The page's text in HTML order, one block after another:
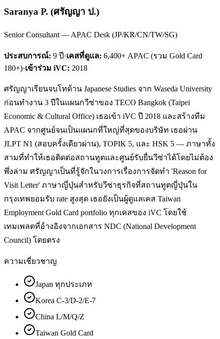
Saranya P. (ศรัญญา ป.)
Senior Consultant — APAC Desk (JP/KR/CN/TW/SG)
ประสบการณ์: 9 ปี·เคสที่ดูแล: 6,400+ APAC (รวม Gold Card
180+)·เข้าร่วม iVC: 2018
ศรัญญาเรียนจบโทด้าน Japanese Studies จาก Waseda University
ก่อนทำงาน 3 ปีในแผนกวีซ่าของ TECO Bangkok (Taipei
Economic & Cultural Office) เธอเข้า iVC ปี 2018 และสร้างทีม
APAC จากศูนย์จนเป็นแผนกที่ใหญ่ที่สุดของบริษัท เธอผ่าน
JLPT N1 (สอบครั้งเดียวผ่าน), TOPIK 5, และ HSK 5 — ภาษาทั้ง
สามที่ทำให้เธอติดต่อสถานทูตและศูนย์รับยื่นวีซ่าได้โดยไม่ต้อง
พึ่งล่าม ศรัญญาเป็นที่รู้จักในวงการเรื่องการจัดทำ 'Reason for
Visit Letter' ภาษาญี่ปุ่นสำหรับวีซ่าธุรกิจที่สถานทูตญี่ปุ่นใน
กรุงเทพยอมรับ rate สูงสุด เธอยังเป็นผู้ดูแลเคส Taiwan
Employment Gold Card portfolio ทุกเคสของ iVC โดยใช้
เทมเพลตที่อ้างอิงจากเอกสาร NDC (National Development
Council) โดยตรง
ความเชี่ยวชาญ
Japan ทุกประเภท
Korea C-3/D-2/E-7
China L/M/Q/Z
Taiwan Gold Card